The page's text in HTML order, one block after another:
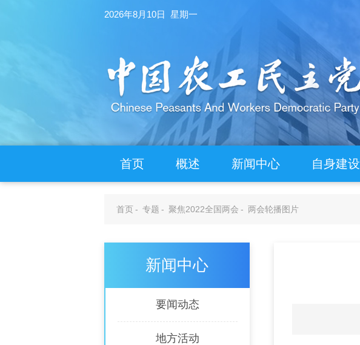
2026年8月10日 星期一
首页 概述 新闻中心 自身建设
首页- 专题 - 聚焦2022全国两会 - 两会轮播图片
新闻中心
要闻动态
地方活动